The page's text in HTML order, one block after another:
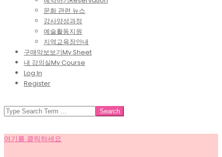
문화 관련 뉴스
강사양성과정
예술활동지원
지역교육장안내
구매악보보기My Sheet
내 강의실My Course
Log In
Register
SEARCH
여기를 클릭하세요